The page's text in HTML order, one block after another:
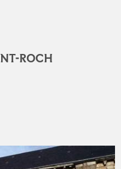
ROCH